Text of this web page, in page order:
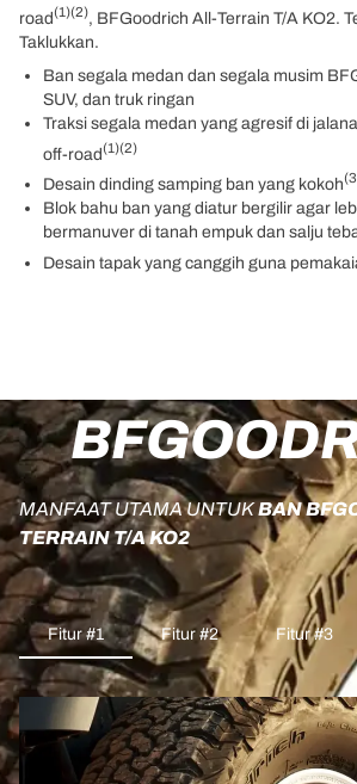
road(1)(2), BFGoodrich All-Terrain T/A KO2.
Taklukkan.
Ban segala medan dan segala musim
SUV, dan truk ringan
Traksi segala medan yang agresif di
off-road(1)(2)
Desain dinding samping ban yang kokoh
Blok bahu ban yang diatur bergilir agar
bermanuver di tanah empuk dan salju
Desain tapak yang canggih guna
MANFAAT UTAMA UNTUKBAN
TERRAIN T/A KO2
Fitur #1 Fitur #2 Fitur #3